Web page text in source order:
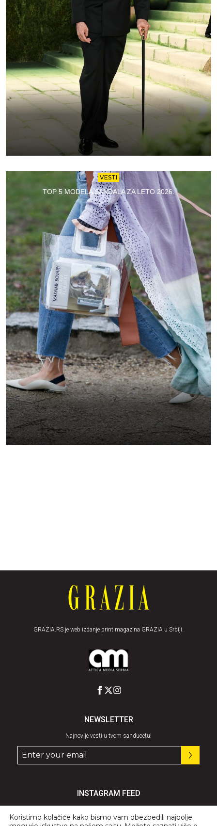
VESTI
TOP 5 MODELA SANDALA ZA LETO 2026.
GRAZIA.RS je web izdanje print magazina GRAZIA u Srbiji.
NEWSLETTER
Najnovije vesti u tvom sanducetu!
INSTAGRAM FEED
Koristimo kolačiće kako bismo vam obezbedili najbolje